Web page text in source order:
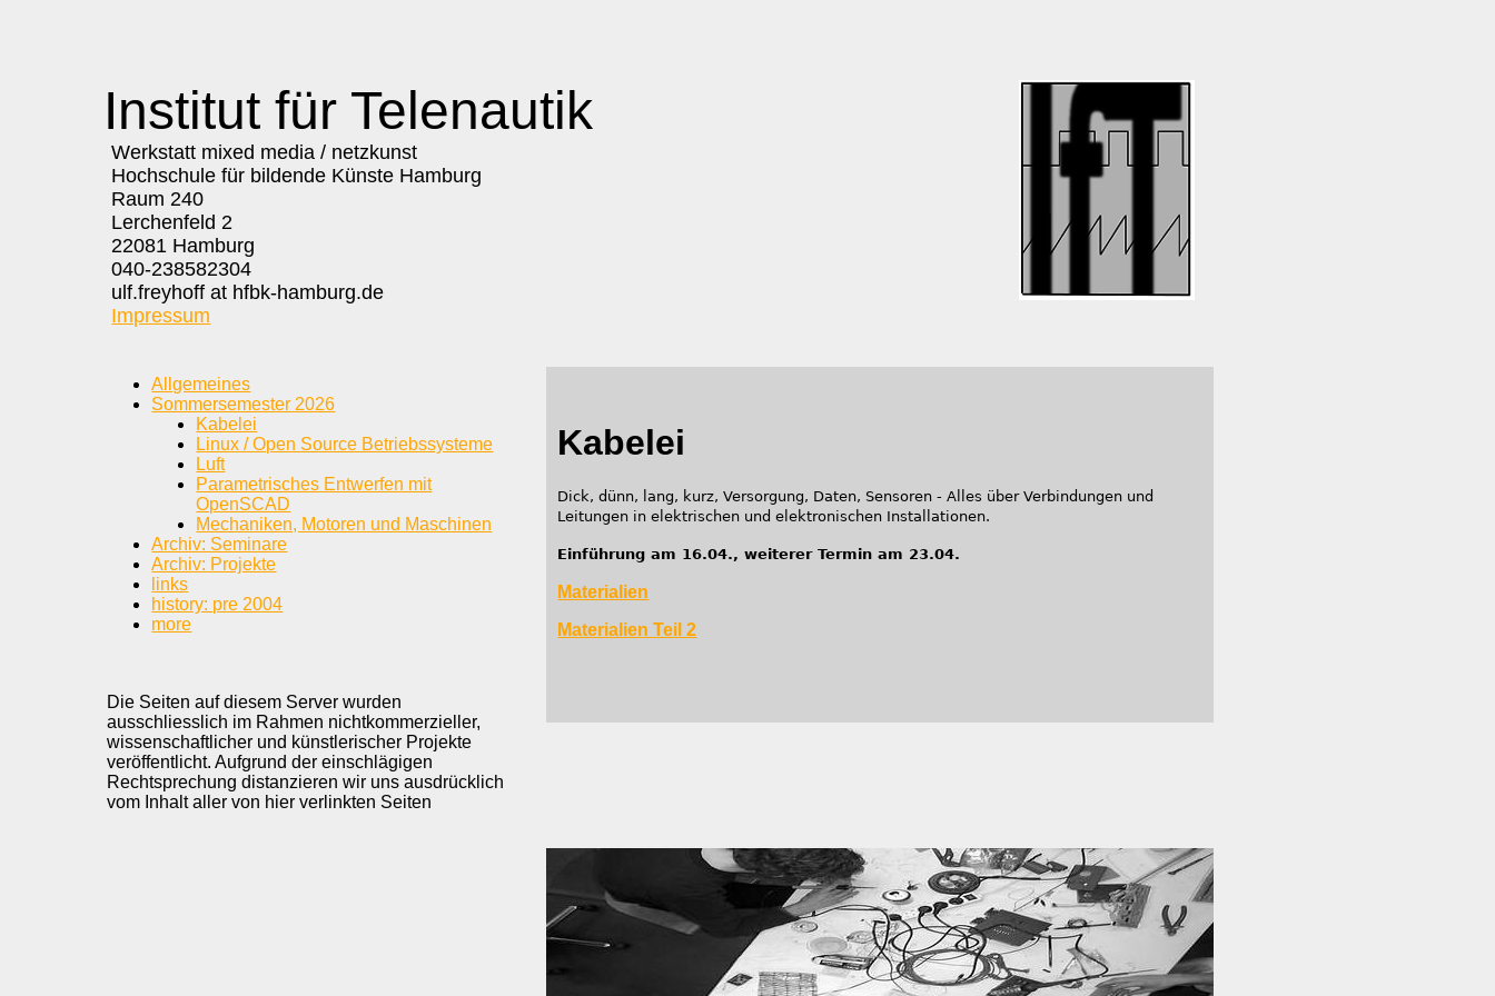
Institut für Telenautik
Werkstatt mixed media / netzkunst
Hochschule für bildende Künste Hamburg
Raum 240
Lerchenfeld 2
22081 Hamburg
040-238582304
ulf.freyhoff at hfbk-hamburg.de
Impressum
Allgemeines
Sommersemester 2026
Kabelei
Linux / Open Source Betriebssysteme
Luft
Parametrisches Entwerfen mit
OpenSCAD
Mechaniken, Motoren und Maschinen
Archiv: Seminare
Archiv: Projekte
links
history: pre 2004
more
Die Seiten auf diesem Server wurden
ausschliesslich im Rahmen nichtkommerzieller,
wissenschaftlicher und künstlerischer Projekte
veröffentlicht. Aufgrund der einschlägigen
Rechtsprechung distanzieren wir uns ausdrücklich
vom Inhalt aller von hier verlinkten Seiten
Kabelei
Dick, dünn, lang, kurz, Versorgung, Daten, Sensoren - Alles über Verbindungen und
Leitungen in elektrischen und elektronischen Installationen.
Einführung am 16.04., weiterer Termin am 23.04.
Materialien
Materialien Teil 2